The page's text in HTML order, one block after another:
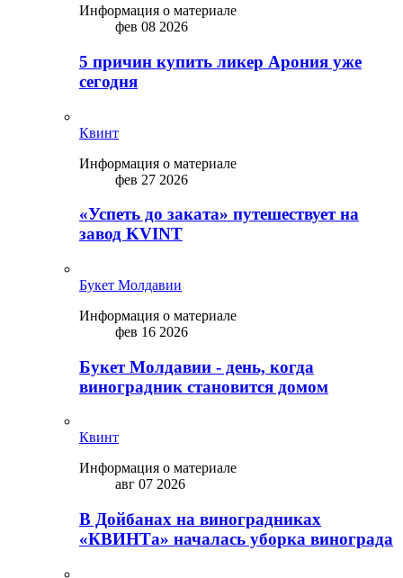
Информация о материале
фев 08 2026
5 причин купить ликep Арония уже
сегодня
Квинт
Информация о материале
фев 27 2026
«Успеть до заката» путешествует на
завод KVINT
Букет Молдавии
Информация о материале
фев 16 2026
Букет Молдавии - день, когда
виноградник становится домом
Квинт
Информация о материале
авг 07 2026
В Дойбанах на виноградниках
«КВИНТа» началась уборка винограда